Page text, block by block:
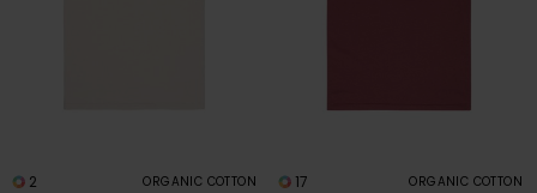
2 ORGANIC COTTON 17 ORGANIC COTTON